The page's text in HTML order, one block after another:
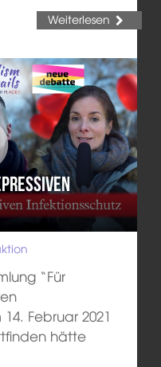
Weiterlesen
“Für
Februar 2021
hätte